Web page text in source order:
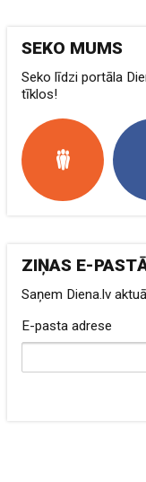
SEKO MUMS
Seko līdzi portāla
tīklos!
ZIŅAS E-
Saņem Diena.lv
E-pasta adrese